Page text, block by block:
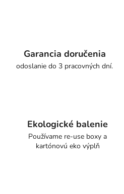
Garancia doručenia
odoslanie do 3 pracovných dní.
Ekologické balenie
Používame re-use boxy a
kartónovú eko výplň